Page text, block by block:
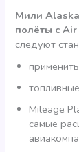
Мили
полёты с
следуют
Mileage
самые